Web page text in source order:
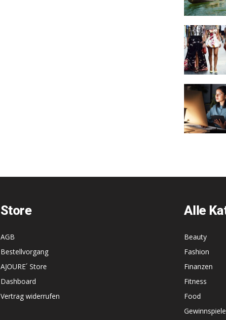
Store
AGB
Bestellvorgang
AJOURE´ Store
Dashboard
Vertrag widerrufen
Alle
Beauty
Fashion
Finanzen
Fitness
Food
Gewinnspiele